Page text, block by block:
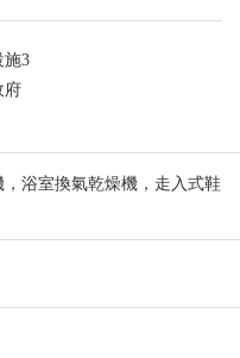
施3
府
，浴室換氣乾燥機，走入式鞋